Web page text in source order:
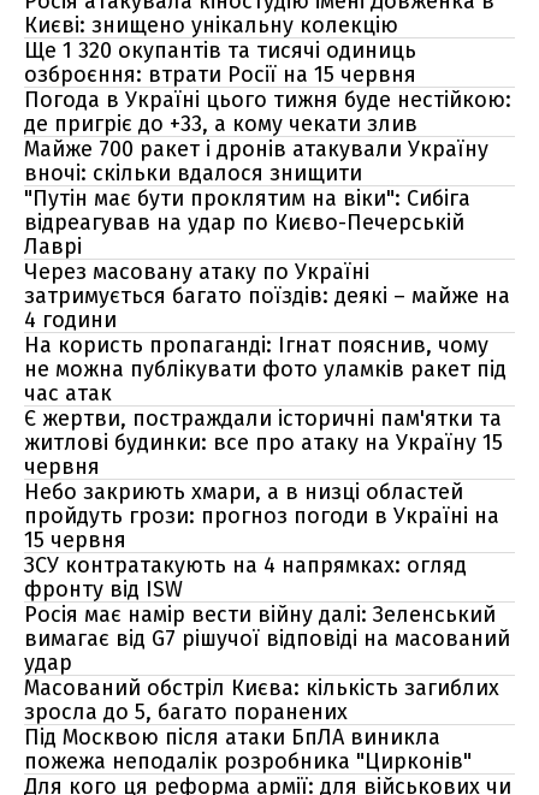
Києві: знищено унікальну колекцію
Ще 1 320 окупантів та тисячі одиниць
озброєння: втрати Росії на 15 червня
Погода в Україні цього тижня буде нестійкою:
де пригріє до +33, а кому чекати злив
Майже 700 ракет і дронів атакували Україну
вночі: скільки вдалося знищити
"Путін має бути проклятим на віки": Сибіга
відреагував на удар по Києво-Печерській
Лаврі
Через масовану атаку по Україні
затримується багато поїздів: деякі – майже на
4 години
На користь пропаганді: Ігнат пояснив, чому
не можна публікувати фото уламків ракет під
час атак
Є жертви, постраждали історичні пам'ятки та
житлові будинки: все про атаку на Україну 15
червня
Небо закриють хмари, а в низці областей
пройдуть грози: прогноз погоди в Україні на
15 червня
ЗСУ контратакують на 4 напрямках: огляд
фронту від ISW
Росія має намір вести війну далі: Зеленський
вимагає від G7 рішучої відповіді на масований
удар
Масований обстріл Києва: кількість загиблих
зросла до 5, багато поранених
Під Москвою після атаки БпЛА виникла
пожежа неподалік розробника "Цирконів"
Для кого ця реформа армії: для військових чи